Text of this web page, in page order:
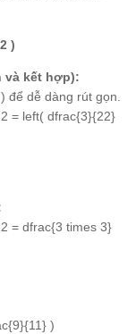
)
và kết hợp):
để dễ dàng rút gọn.
= left( dfrac{3}{22}
= dfrac{3 times 3}
)